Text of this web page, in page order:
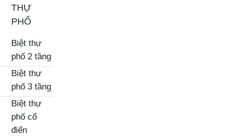
THỰ
PHỐ
Biệt thự
phố 2 tầng
Biệt thự
phố 3 tầng
Biệt thự
phố cổ
điển